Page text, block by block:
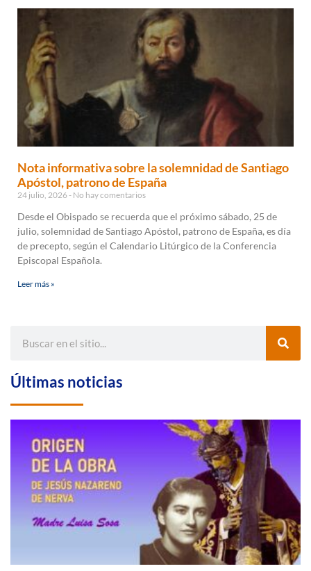
Nota informativa sobre la solemnidad de Santiago
Apóstol, patrono de España
24 julio, 2026 No hay comentarios
Desde el Obispado se recuerda que el próximo sábado, 25 de
julio, solemnidad de Santiago Apóstol, patrono de España, es día
de precepto, según el Calendario Litúrgico de la Conferencia
Episcopal Española.
Leer más »
Últimas noticias